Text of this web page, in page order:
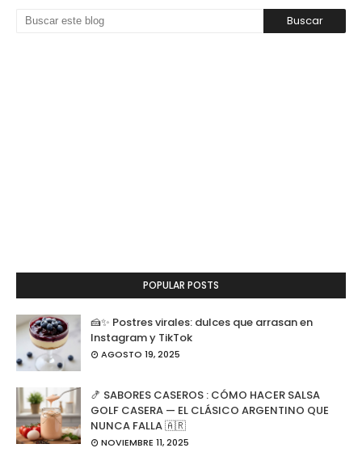
POPULAR POSTS
🍰✨ Postres virales: dulces que arrasan en
Instagram y TikTok
AGOSTO 19, 2025
🍤 SABORES CASEROS : CÓMO HACER SALSA
GOLF CASERA — EL CLÁSICO ARGENTINO QUE
NUNCA FALLA 🇦🇷
NOVIEMBRE 11, 2025